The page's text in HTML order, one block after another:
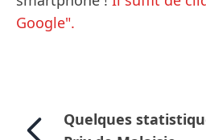
Google".
Quelques